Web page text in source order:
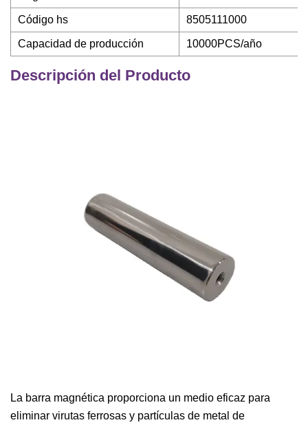
Código hs 8505111000
Capacidad de producción 10000PCS/año
Descripción del Producto
La barra magnética proporciona un medio eficaz para
eliminar virutas ferrosas y partículas de metal de